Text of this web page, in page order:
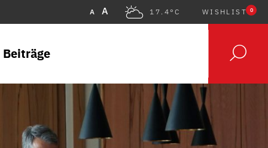
A A 17.4°C WISHLIST 0